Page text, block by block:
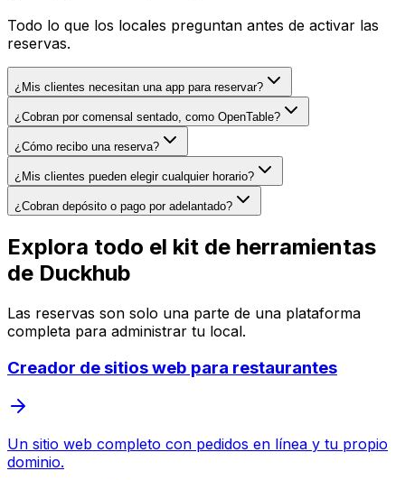
Todo lo que los locales preguntan antes de activar las
reservas.
¿Mis clientes necesitan una app para reservar?
¿Cobran por comensal sentado, como OpenTable?
¿Cómo recibo una reserva?
¿Mis clientes pueden elegir cualquier horario?
¿Cobran depósito o pago por adelantado?
Explora todo el kit de herramientas
de Duckhub
Las reservas son solo una parte de una plataforma
completa para administrar tu local.
Creador de sitios web para restaurantes
Un sitio web completo con pedidos en línea y tu propio
dominio.